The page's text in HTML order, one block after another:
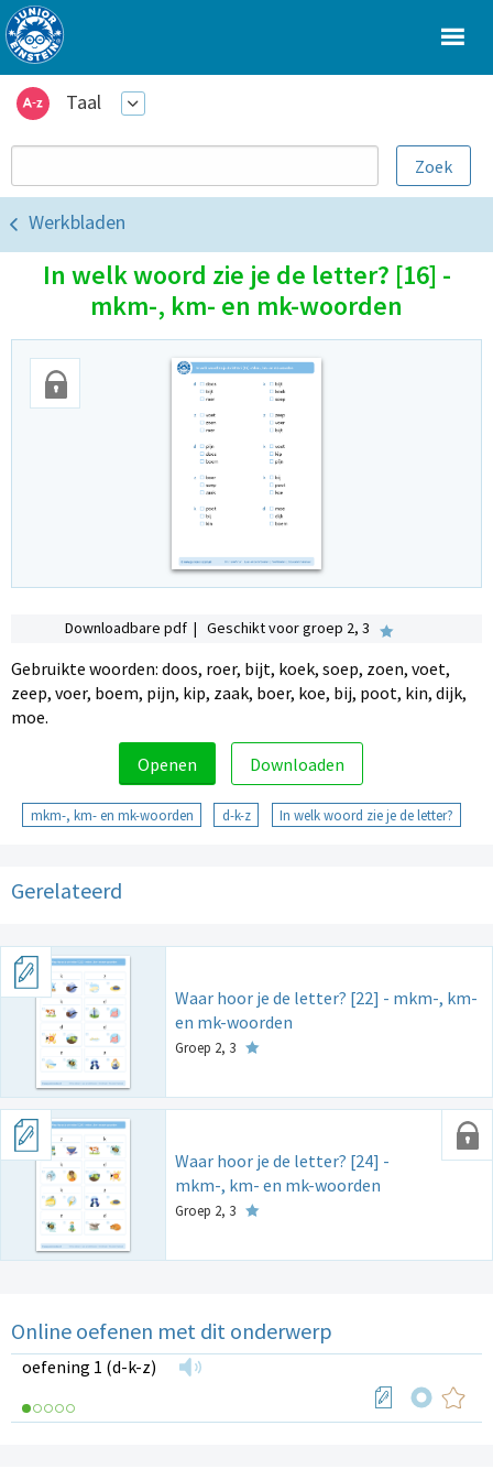
Taal
Werkbladen
In welk woord zie je de letter? [16] -
mkm-, km- en mk-woorden
Downloadbare pdf | Geschikt voor groep 2, 3
Gebruikte woorden: doos, roer, bijt, koek, soep, zoen, voet,
zeep, voer, boem, pijn, kip, zaak, boer, koe, bij, poot, kin, dijk,
moe.
Openen Downloaden
mkm-, km- en mk-woorden d-k-z In welk woord zie je de letter?
Gerelateerd
Waar hoor je de letter? [22] - mkm-, km-
en mk-woorden
Groep 2, 3
Waar hoor je de letter? [24] -
mkm-, km- en mk-woorden
Groep 2, 3
Online oefenen met dit onderwerp
oefening 1 (d-k-z)